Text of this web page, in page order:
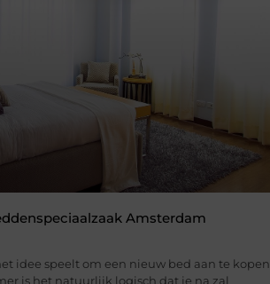
Amsterdam
idee speelt om een nieuw bed aan te kopen
is het natuurlijk logisch dat je na zal